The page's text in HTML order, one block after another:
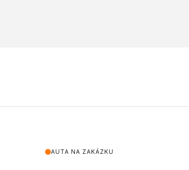
AUTA NA ZAKÁZKU